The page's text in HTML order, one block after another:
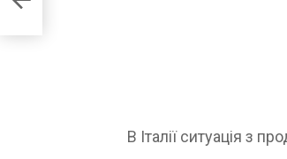
В Італії ситуація з